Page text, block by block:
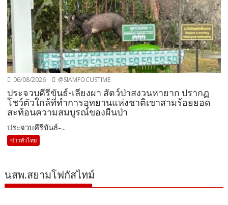
06/08/2026 @SIAMFOCUSTIME
ประจวบคีรีขันธ์-เลียงผา สัตว์ป่าสงวนหายาก ปรากฏ
โชว์ตัวใกล้ที่ทำการอุทยานแห่งชาติเขาสามร้อยยอด
สะท้อนความสมบูรณ์ของผืนป่า
ประจวบคีรีขันธ์-...
ข่าวทั่วไทย
นสพ.สยามโฟกัสไทม์